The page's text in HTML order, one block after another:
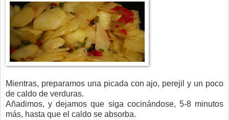
Mientras, preparamos una picada con ajo, perejil y un poco
de caldo de verduras.
Añadimos, y dejamos que siga cocinándose, 5-8 minutos
más, hasta que el caldo se absorba.